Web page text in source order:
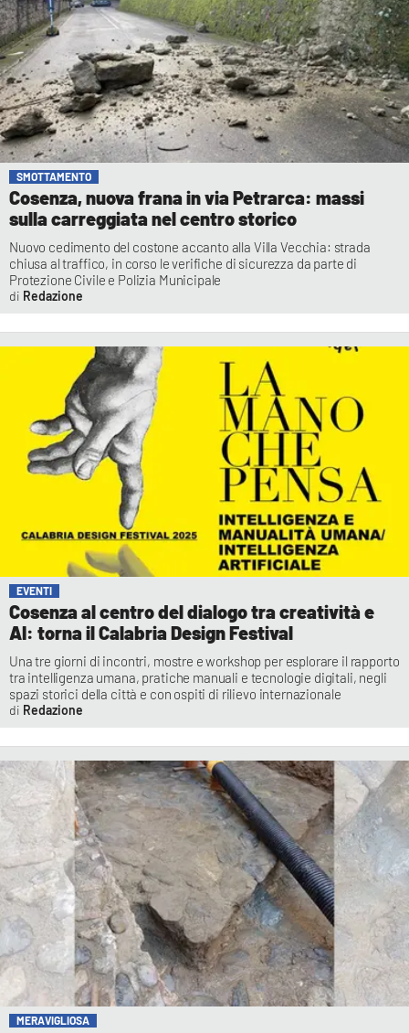
SMOTTAMENTO
Cosenza, nuova frana in via Petrarca: massi
sulla carreggiata nel centro storico
Nuovo cedimento del costone accanto alla Villa Vecchia: strada
chiusa al traffico, in corso le verifiche di sicurezza da parte di
Protezione Civile e Polizia Municipale
Redazione
EVENTI
Cosenza al centro del dialogo tra creatività e
AI: torna il Calabria Design Festival
Una tre giorni di incontri, mostre e workshop per esplorare il rapporto
tra intelligenza umana, pratiche manuali e tecnologie digitali, negli
spazi storici della città e con ospiti di rilievo internazionale
Redazione
MERAVIGLIOSA